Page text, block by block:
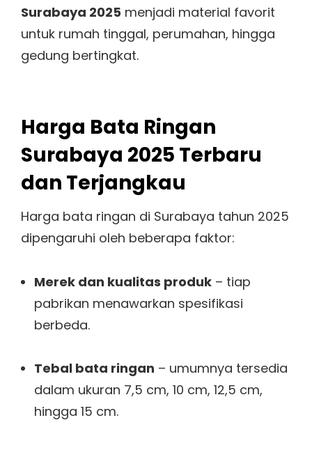
Surabaya 2025 menjadi material favorit
untuk rumah tinggal, perumahan, hingga
gedung bertingkat.
Harga Bata Ringan
Surabaya 2025 Terbaru
dan Terjangkau
Harga bata ringan di Surabaya tahun 2025
dipengaruhi oleh beberapa faktor:
Merek dan kualitas produk– tiap
pabrikan menawarkan spesifikasi
berbeda.
Tebal bata ringan – umumnya tersedia
dalam ukuran 7,5 cm, 10 cm, 12,5 cm,
hingga 15 cm.